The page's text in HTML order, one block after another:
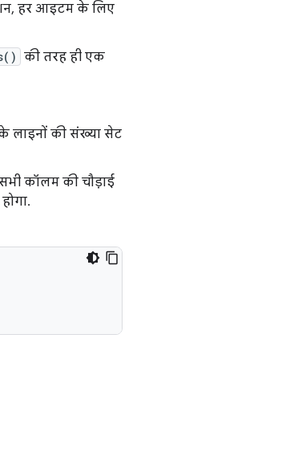
हर आइटम के लिए
की तरह ही एक
लाइनों की संख्या सेट
कॉलम की चौड़ाई